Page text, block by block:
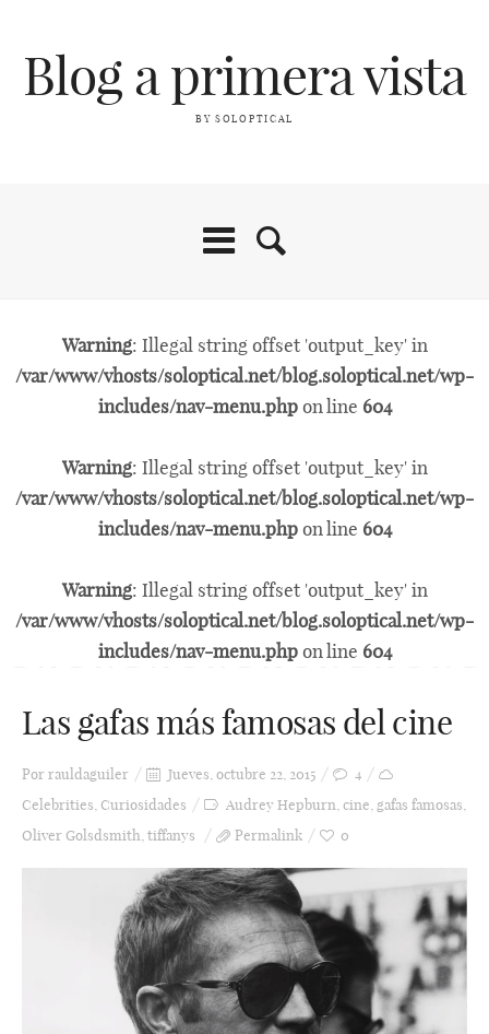
Blog a primera vista
BY SOLOPTICAL
Warning: Illegal string offset 'output_key' in
/var/www/vhosts/soloptical.net/blog.soloptical.net/wp-
includes/nav-menu.phpon line 604
Warning: Illegal string offset 'output_key' in
/var/www/vhosts/soloptical.net/blog.soloptical.net/wp-
includes/nav-menu.phpon line 604
Warning: Illegal string offset 'output_key' in
/var/www/vhosts/soloptical.net/blog.soloptical.net/wp-
includes/nav-menu.phpon line 604
Las gafas más famosas del cine
Porrauldaguiler Jueves, octubre 22, 2015
4
Celebrities Curiosidades Audrey Hepburn cine gafas famosas
Oliver Golsdsmith tiffanys Permalink 0